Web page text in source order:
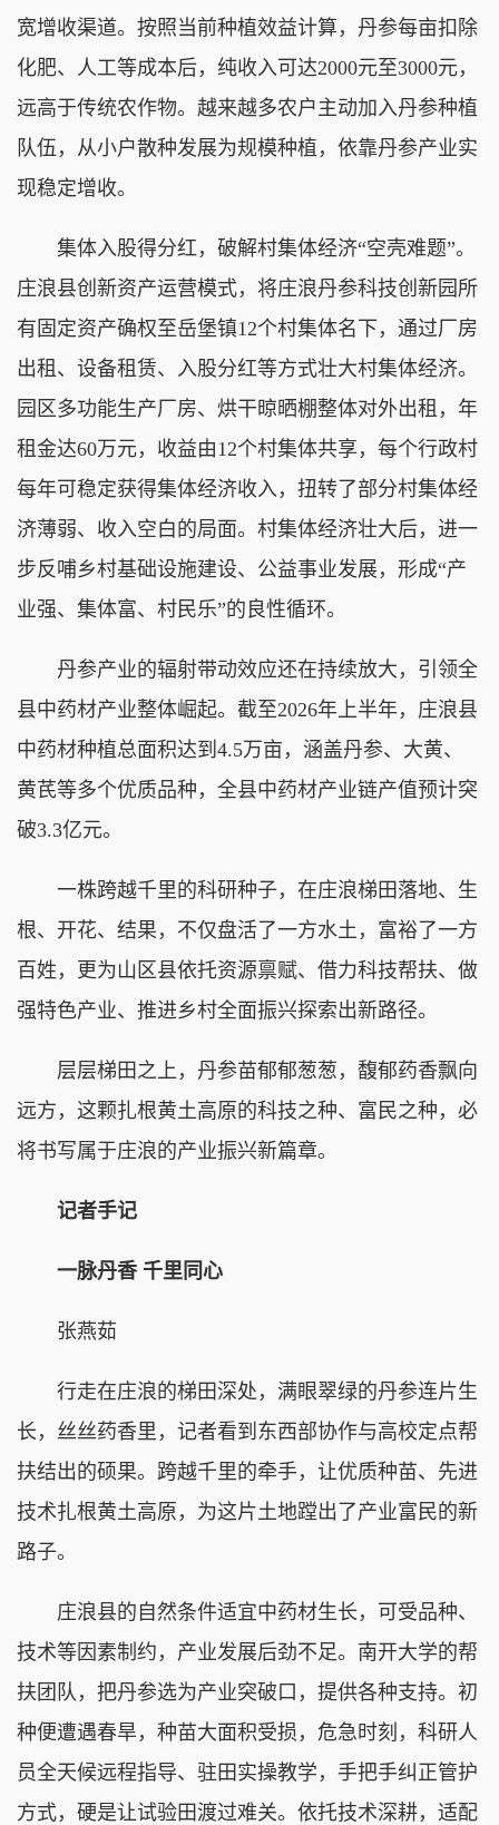
宽增收渠道。按照当前种植效益计算，丹参每亩扣除
化肥、人工等成本后，纯收入可达2000元至3000元，
远高于传统农作物。越来越多农户主动加入丹参种植
队伍，从小户散种发展为规模种植，依靠丹参产业实
现稳定增收。
集体入股得分红，破解村集体经济“空壳难题”。
庄浪县创新资产运营模式，将庄浪丹参科技创新园所
有固定资产确权至岳堡镇12个村集体名下，通过厂房
出租、设备租赁、入股分红等方式壮大村集体经济。
园区多功能生产厂房、烘干晾晒棚整体对外出租，年
租金达60万元，收益由12个村集体共享，每个行政村
每年可稳定获得集体经济收入，扭转了部分村集体经
济薄弱、收入空白的局面。村集体经济壮大后，进一
步反哺乡村基础设施建设、公益事业发展，形成“产
业强、集体富、村民乐”的良性循环。
丹参产业的辐射带动效应还在持续放大，引领全
县中药材产业整体崛起。截至2026年上半年，庄浪县
中药材种植总面积达到4.5万亩，涵盖丹参、大黄、
黄芪等多个优质品种，全县中药材产业链产值预计突
破3.3亿元。
一株跨越千里的科研种子，在庄浪梯田落地、生
根、开花、结果，不仅盘活了一方水土，富裕了一方
百姓，更为山区县依托资源禀赋、借力科技帮扶、做
强特色产业、推进乡村全面振兴探索出新路径。
层层梯田之上，丹参苗郁郁葱葱，馥郁药香飘向
远方，这颗扎根黄土高原的科技之种、富民之种，必
将书写属于庄浪的产业振兴新篇章。
记者手记
一脉丹香 千里同心
张燕茹
行走在庄浪的梯田深处，满眼翠绿的丹参连片生
长，丝丝药香里，记者看到东西部协作与高校定点帮
扶结出的硕果。跨越千里的牵手，让优质种苗、先进
技术扎根黄土高原，为这片土地蹚出了产业富民的新
路子。
庄浪县的自然条件适宜中药材生长，可受品种、
技术等因素制约，产业发展后劲不足。南开大学的帮
扶团队，把丹参选为产业突破口，提供各种支持。初
种便遭遇春旱，种苗大面积受损，危急时刻，科研人
员全天候远程指导、驻田实操教学，手把手纠正管护
方式，硬是让试验田渡过难关。依托技术深耕，适配